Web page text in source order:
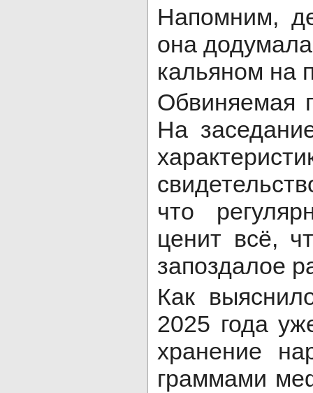
Напомним,
она
кальяном на
Обвиняемая
На
что
ценит всё,
запоздалое
Как
2025 года
хранение
граммами